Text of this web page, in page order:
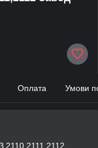
Оплата Умови
2110,2111,2112. .